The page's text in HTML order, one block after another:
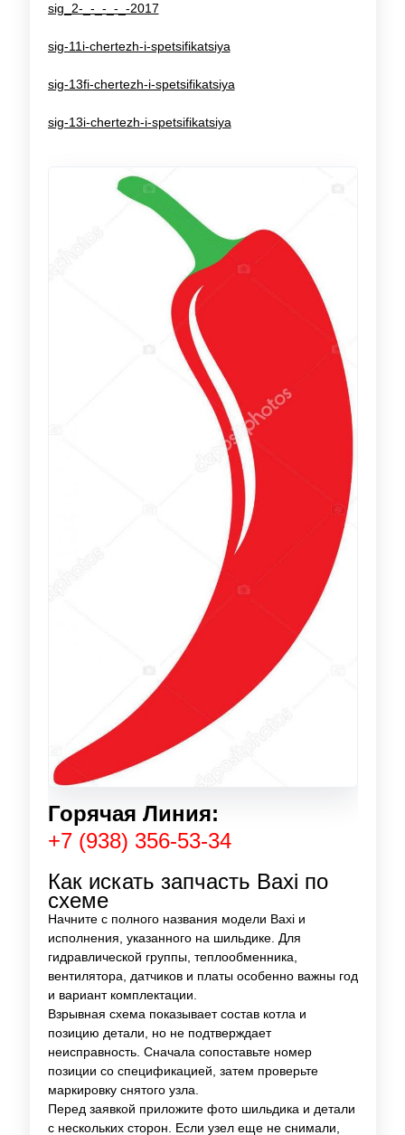
sig_2-_-_-_-_-2017
sig-11i-chertezh-i-spetsifikatsiya
sig-13fi-chertezh-i-spetsifikatsiya
sig-13i-chertezh-i-spetsifikatsiya
Горячая Линия:
+7 (938) 356-53-34
Как искать запчасть Baxi по
схеме
Начните с полного названия модели Baxi и
исполнения, указанного на шильдике. Для
гидравлической группы, теплообменника,
вентилятора, датчиков и платы особенно важны год
и вариант комплектации.
Взрывная схема показывает состав котла и
позицию детали, но не подтверждает
неисправность. Сначала сопоставьте номер
позиции со спецификацией, затем проверьте
маркировку снятого узла.
Перед заявкой приложите фото шильдика и детали
с нескольких сторон. Если узел еще не снимали,